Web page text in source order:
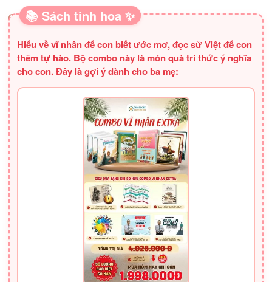
SÁCH HAY CHO BA MẸ
📚 Sách tinh hoa ✨
Hiểu về vĩ nhân để con biết ước mơ, đọc sử Việt để con
thêm tự hào. Bộ combo này là món quà tri thức ý nghĩa
cho con. Đây là gợi ý dành cho ba mẹ: